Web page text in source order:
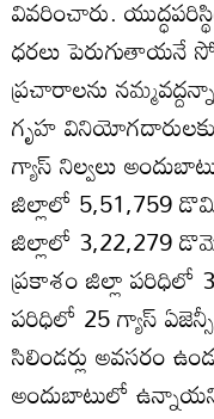
వివరించారు.
ధరలు పెరుగుతాయనే
ప్రచారాలను
గృహ
గ్యాస్‌ నిల్వలు
జిల్లాలో 5,51,759
జిల్లాలో 3,22,279
ప్రకాశం జిల్లా పరిధిలో
పరిధిలో 25 గ్యాస్‌
సిలిండర్లు అవసరం
అందుబాటులో